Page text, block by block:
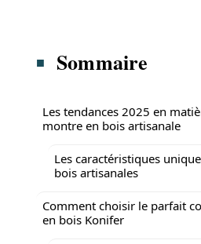
Sommaire
Les tendances 2025 en
montre en bois artisanale
Les caractéristiques
bois artisanales
Comment choisir le parfait
en bois Konifer